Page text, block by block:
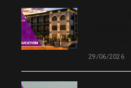
29/06/2026